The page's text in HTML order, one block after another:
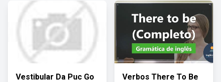
Vestibular Da Puc Go Verbos There To Be